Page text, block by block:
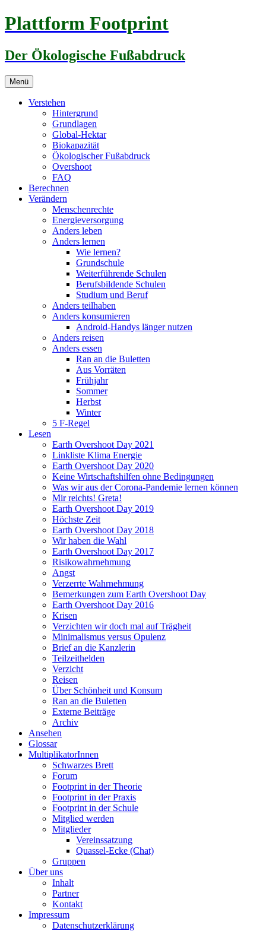
Zum
Inhalt
Plattform Footprint
Der Ökologische Fußabdruck
Menü
Verstehen
Hintergrund
Grundlagen
Global-Hektar
Biokapazität
Ökologischer Fußabdruck
Overshoot
FAQ
Berechnen
Verändern
Menschenrechte
Energieversorgung
Anders leben
Anders lernen
Wie lernen?
Grundschule
Weiterführende Schulen
Berufsbildende Schulen
Studium und Beruf
Anders teilhaben
Anders konsumieren
Android-Handys länger nutzen
Anders reisen
Anders essen
Ran an die Buletten
Aus Vorräten
Frühjahr
Sommer
Herbst
Winter
5 F-Regel
Lesen
Earth Overshoot Day 2021
Linkliste Klima Energie
Earth Overshoot Day 2020
Keine Wirtschaftshilfen ohne Bedingungen
Was wir aus der Corona-Pandemie lernen können
Mir reichts! Greta!
Earth Overshoot Day 2019
Höchste Zeit
Earth Overshoot Day 2018
Wir haben die Wahl
Earth Overshoot Day 2017
Risikowahrnehmung
Angst
Verzerrte Wahrnehmung
Bemerkungen zum Earth Overshoot Day
Earth Overshoot Day 2016
Krisen
Verzichten wir doch mal auf Trägheit
Minimalismus versus Opulenz
Brief an die Kanzlerin
Teilzeithelden
Verzicht
Reisen
Über Schönheit und Konsum
Ran an die Buletten
Externe Beiträge
Archiv
Ansehen
Glossar
MultiplikatorInnen
Schwarzes Brett
Forum
Footprint in der Theorie
Footprint in der Praxis
Footprint in der Schule
Mitglied werden
Mitglieder
Vereinssatzung
Quassel-Ecke (Chat)
Gruppen
Über uns
Inhalt
Partner
Kontakt
Impressum
Datenschutzerklärung